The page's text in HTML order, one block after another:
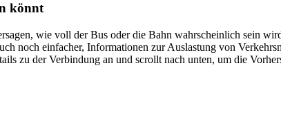
könnt
wie voll der Bus oder die Bahn wahrscheinlich sein
noch einfacher, Informationen zur Auslastung von
zu der Verbindung an und scrollt nach unten, um die